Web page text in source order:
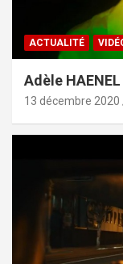
ACTUALITÉ
Adèle
13 décembre 2020